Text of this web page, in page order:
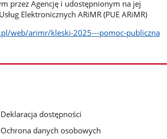
przez Agencję i udostępnionym na jej
Elektronicznych ARiMR (PUE ARiMR)
web/arimr/kleski-2025---pomoc-publiczna
Deklaracja dostępności
Ochrona danych osobowych